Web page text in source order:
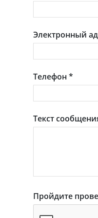
Электронный
Телефон *
Текст
Пройдите